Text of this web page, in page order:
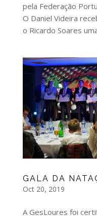
pela Federação
O Daniel Videira
o Ricardo Soares
GALA DA
Oct 20, 2019
A GesLoures foi